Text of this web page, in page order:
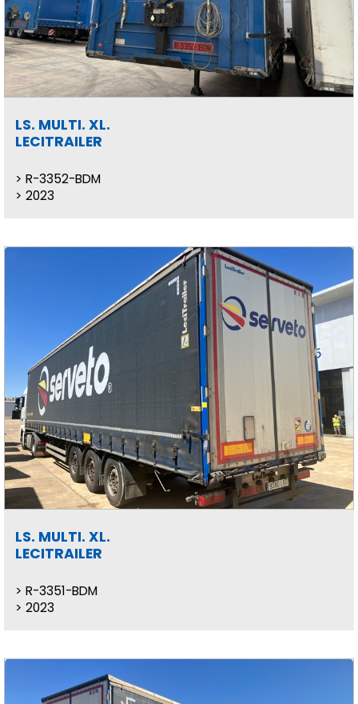
LS. MULTI. XL.
LECITRAILER
R-3352-BDM
2023
LS. MULTI. XL.
LECITRAILER
R-3351-BDM
2023